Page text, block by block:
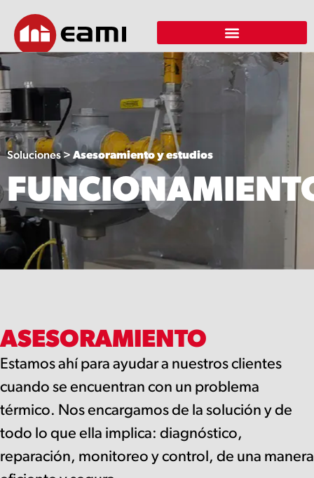
Soluciones > Asesoramiento y estudios
ASESORAMIENTO
Estamos ahí para ayudar a nuestros clientes
cuando se encuentran con un problema
térmico. Nos encargamos de la solución y de
todo lo que ella implica: diagnóstico,
reparación, monitoreo y control, de una manera